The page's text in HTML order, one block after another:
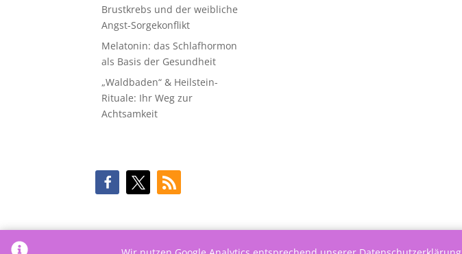
Brustkrebs und der weibliche
Angst-Sorgekonflikt
Melatonin: das Schlafhormon
als Basis der Gesundheit
„Waldbaden“ & Heilstein-
Rituale: Ihr Weg zur
Achtsamkeit